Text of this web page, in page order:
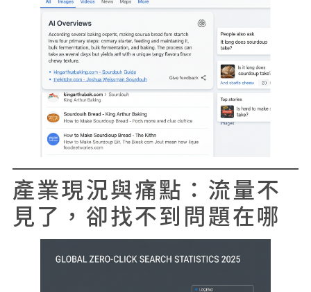
產業現況與痛點：流量不
見了，卻找不到問題在哪